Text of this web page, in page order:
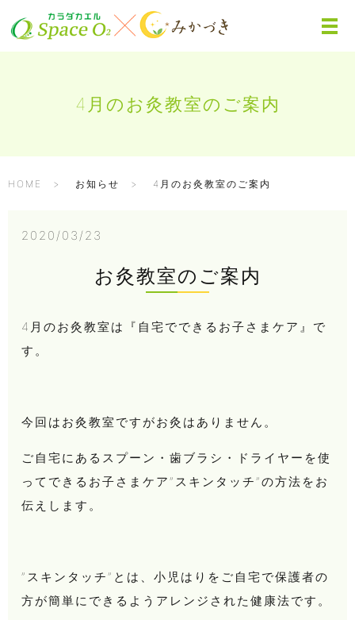
4月のお灸教室のご案内
HOME お知らせ 4月のお灸教室のご案内
2020/03/23
お灸教室のご案内
4月のお灸教室は『自宅でできるお子さまケア』で
す。
今回はお灸教室ですがお灸はありません。
ご自宅にあるスプーン・歯ブラシ・ドライヤーを使
ってできるお子さまケア”スキンタッチ”の方法をお
伝えします。
”スキンタッチ”とは、小児はりをご自宅で保護者の
方が簡単にできるようアレンジされた健康法です。